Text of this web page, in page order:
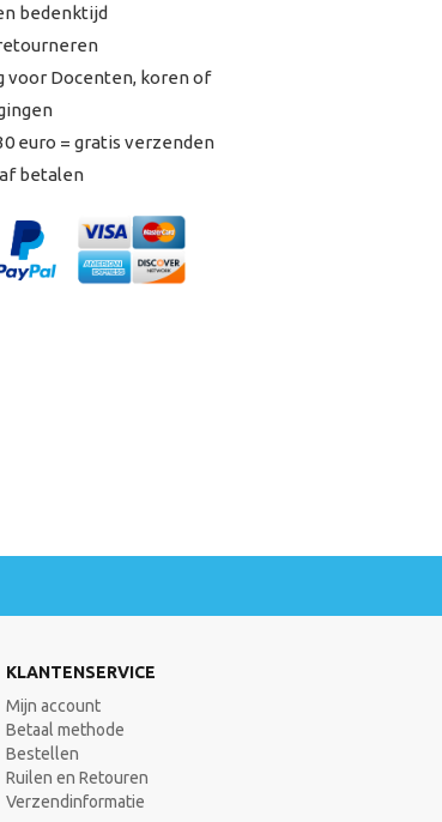
bedenktijd
voor Docenten, koren of
euro = gratis verzenden
betalen
KLANTENSERVICE
Mijn account
Betaal methode
Bestellen
Ruilen en Retouren
Verzendinformatie